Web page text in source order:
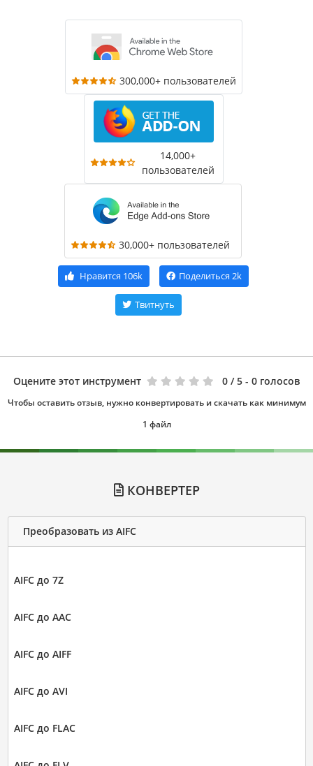
300,000+ пользователей
14,000+
пользователей
30,000+ пользователей
Нравится 106k Поделиться 2k
Твитнуть
Оцените этот инструмент 0 / 5 - 0 голосов
Чтобы оставить отзыв, нужно конвертировать и скачать как минимум
1 файл
КОНВЕРТЕР
Преобразовать из AIFC
AIFC до 7Z
AIFC до AAC
AIFC до AIFF
AIFC до AVI
AIFC до FLAC